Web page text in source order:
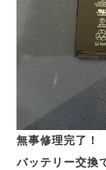
無事修理完了！
バッテリー交換